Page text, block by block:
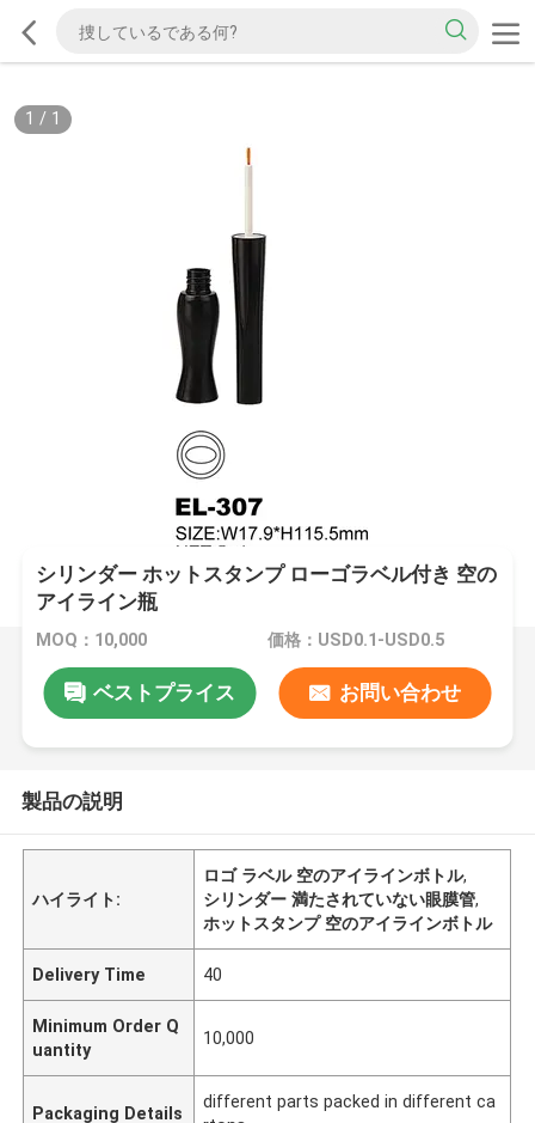
1 / 1
シリンダー ホットスタンプ ローゴラベル付き 空の
アイライン瓶
MOQ：10,000 価格：USD0.1-USD0.5
ベストプライス お問い合わせ
製品の説明
ハイライト:
ロゴ ラベル 空のアイラインボトル,
シリンダー 満たされていない眼膜管,
ホットスタンプ 空のアイラインボトル
Delivery Time 40
Minimum Order Q
uantity
10,000
Packaging Details
different parts packed in different ca